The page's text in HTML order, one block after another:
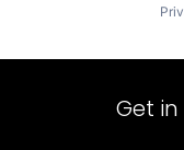
Get